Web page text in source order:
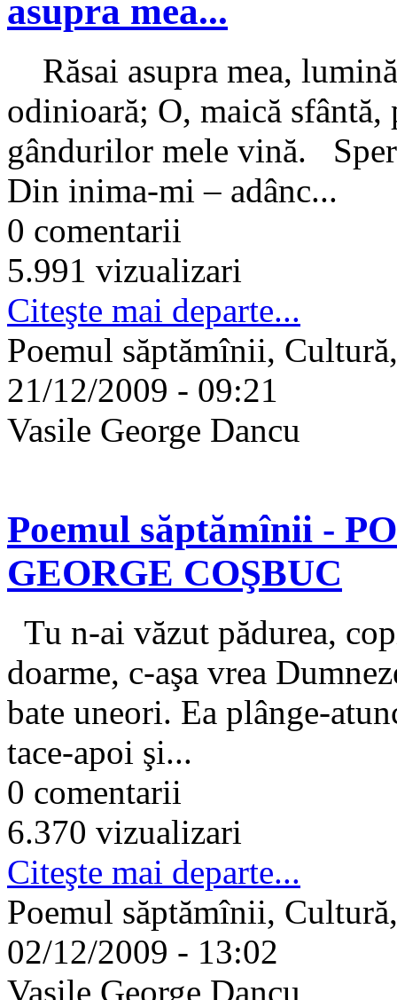
asupra mea...
Răsai asupra mea,
odinioară; O, maică sfântă,
gândurilor mele vină.
Din inima-mi – adânc...
0 comentarii
5.991 vizualizari
Citeşte mai departe...
Poemul săptămînii,
21/12/2009 - 09:21
Vasile George Dancu
Poemul săptămînii -
GEORGE COŞBUC
Tu n‑ai văzut pădurea,
doarme, c‑aşa vrea
bate uneori. Ea
tace‑apoi şi...
0 comentarii
6.370 vizualizari
Citeşte mai departe...
Poemul săptămînii,
02/12/2009 - 13:02
Vasile George Dancu